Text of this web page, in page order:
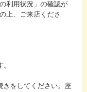
利用状況」の確認が
上、ご来店くださ
きをしてください。座